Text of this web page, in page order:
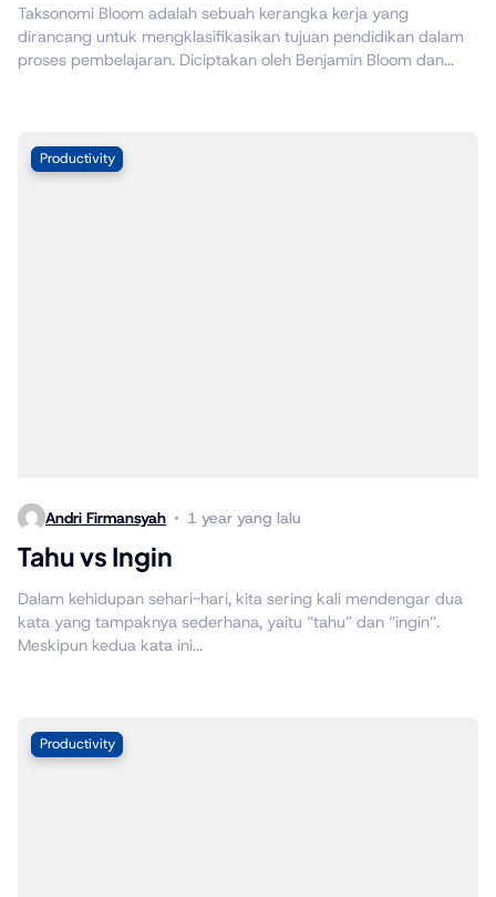
Taksonomi Bloom adalah sebuah kerangka kerja yang
dirancang untuk mengklasifikasikan tujuan pendidikan dalam
proses pembelajaran. Diciptakan oleh Benjamin Bloom dan...
Productivity
Andri Firmansyah 1 year yang lalu
Tahu vs Ingin
Dalam kehidupan sehari-hari, kita sering kali mendengar dua
kata yang tampaknya sederhana, yaitu “tahu” dan “ingin”.
Meskipun kedua kata ini...
Productivity